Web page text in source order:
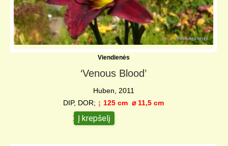
Viendienės
‘Venous Blood’
Huben, 2011
DIP, DOR; ↨ 125 cm ⌀ 11,5 cm
10,00€
Į krepšelį